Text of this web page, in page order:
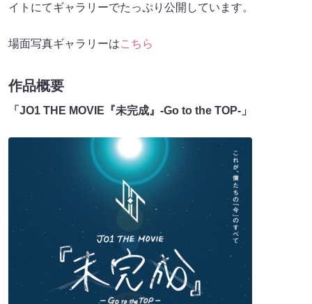
イトにてギャラリーでたっぷり公開しています。
場⾯写真ギャラリーはこちら
作品概要
「JO1 THE MOVIE『未完成』-Go to the TOP-」